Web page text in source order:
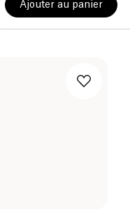
Ajouter au panier